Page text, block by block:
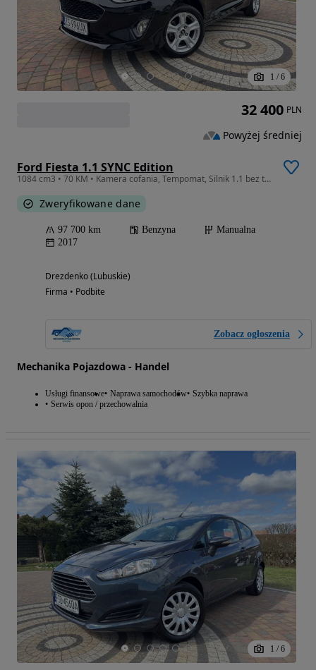
1 / 6
Ford Fiesta 1.1 SYNC Edition
1084 cm3 • 70 KM • Kamera cofania, Tempomat, Silnik 1.1 bez turbo.
Zweryfikowane dane
97 700 km Benzyna
Manualna
2017
Drezdenko (Lubuskie)
Firma • Podbite
Zobacz ogłoszenia
Mechanika Pojazdowa - Handel
Usługi finansowe Naprawa samochodów Szybka naprawa
Serwis opon / przechowalnia
32 400 PLN
Powyżej średniej
1 / 6